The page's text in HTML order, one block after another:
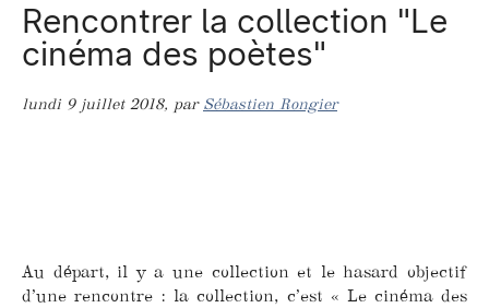
Rencontrer la collection "Le
cinéma des poètes"
lundi 9 juillet 2018, par Sébastien Rongier
Au départ, il y a une collection et le hasard objectif
d’une rencontre : la collection, c’est « Le cinéma des